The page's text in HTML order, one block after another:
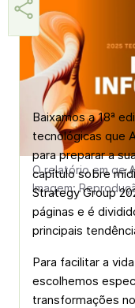
O relatório em qe
Imagem:
Márcia
Baixamos a 18ª
tecnológicas que
para preparar a
capítulo sobre
Strategy Group
páginas e é
principais
Para facilitar a
escolhemos
transformações